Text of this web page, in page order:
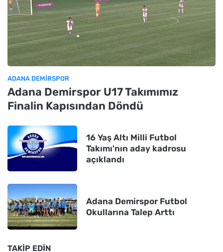
ADANA DEMIRSPOR
Adana Demirspor U17 Takımımız
Finalin Kapısından Döndü
16 Yaş Altı Milli Futbol
Takımı'nın aday kadrosu
açıklandı
Adana Demirspor Futbol
Okullarına Talep Arttı
TAKIP EDIN